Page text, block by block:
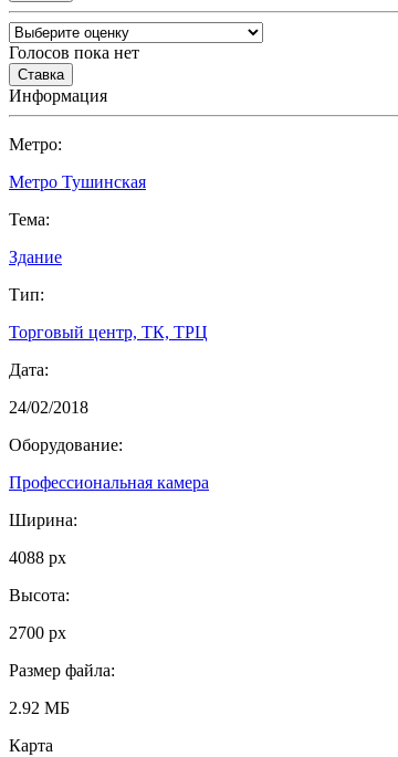
Голосов пока нет
Информация
Метро:
Метро Тушинская
Тема:
Здание
Тип:
Торговый центр, ТК, ТРЦ
Дата:
24/02/2018
Оборудование:
Профессиональная камера
Ширина:
4088 px
Высота:
2700 px
Размер файла:
2.92 МБ
Карта